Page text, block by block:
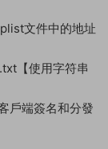
文件中的地址
【使用字符串
戶端簽名和分發